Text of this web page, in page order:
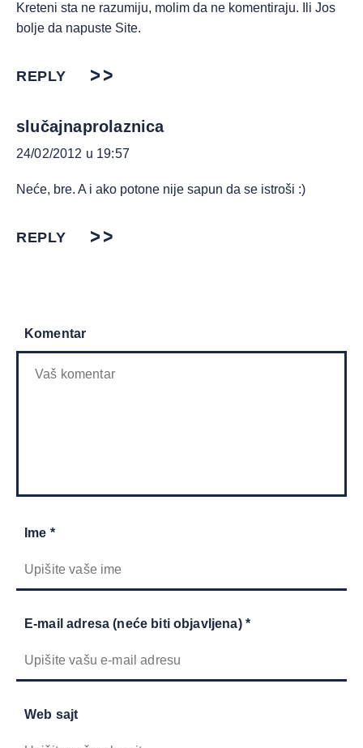
Kreteni sta ne razumiju, molim da ne komentiraju. Ili Jos
bolje da napuste Site.
REPLY
slučajnaprolaznica
24/02/2012 u 19:57
Neće, bre. A i ako potone nije sapun da se istroši :)
REPLY
Komentar
Ime *
E-mail adresa (neće biti objavljena) *
Web sajt